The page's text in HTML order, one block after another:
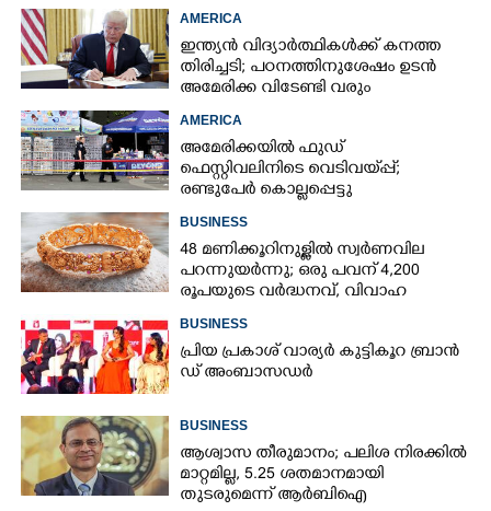
ജോൺസന്റെ പോസ്റ്റ്
AMERICA
ഇന്ത്യൻ വിദ്യാർത്ഥികൾക്ക് കനത്ത
തിരിച്ചടി; പഠനത്തിനുശേഷം ഉടൻ
അമേരിക്ക വിടേണ്ടി വരും
AMERICA
അമേരിക്കയിൽ ഫുഡ്
ഫെസ്റ്റിവലിനിടെ വെടിവയ്‌പ്പ്;
രണ്ടുപേർ കൊല്ലപ്പെട്ടു
BUSINESS
48 മണിക്കൂറിനുള്ളിൽ സ്വർണവില
പറന്നുയർന്നു; ഒരു പവന് 4,200
രൂപയുടെ വർദ്ധനവ്, വിവാഹ
BUSINESS
പ്രി​യ​ ​പ്ര​കാ​ശ് ​വാ​ര്യർ കു​ട്ടി​കൂ​റ​ ​ ബ്രാ​ൻ​
ഡ് ​അം​ബാ​സ​ഡ​ർ
BUSINESS
ആശ്വാസ തീരുമാനം; പലിശ നിരക്കിൽ
മാറ്റമില്ല, 5.25 ശതമാനമായി
തുടരുമെന്ന് ആർബിഐ